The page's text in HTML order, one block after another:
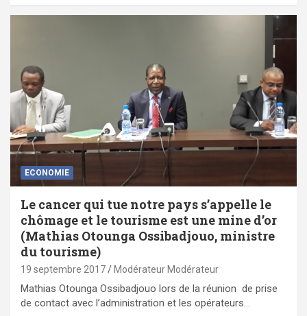
ECONOMIE
Le cancer qui tue notre pays s’appelle le
chômage et le tourisme est une mine d’or
(Mathias Otounga Ossibadjouo, ministre
du tourisme)
19 septembre 2017 Modérateur Modérateur
Mathias Otounga Ossibadjouo lors de la réunion de prise
de contact avec l’administration et les opérateurs…